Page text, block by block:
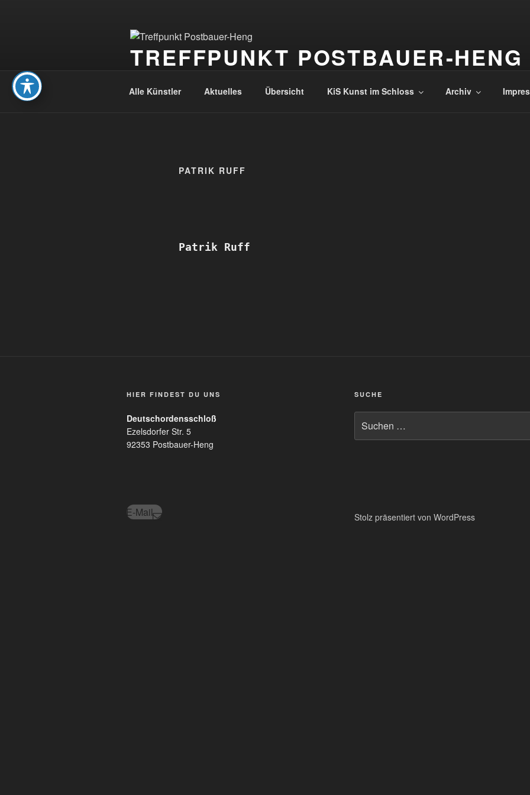
TREFFPUNKT POSTBAUER-HENG
Alle Künstler Aktuelles Übersicht KiS Kunst im Schloss Archiv
PATRIK RUFF
Patrik Ruff
HIER FINDEST DU UNS
Deutschordensschloß
Ezelsdorfer Str. 5
92353 Postbauer-Heng
SUCHE
nach:
E-Mail Stolz präsentiert von WordPress